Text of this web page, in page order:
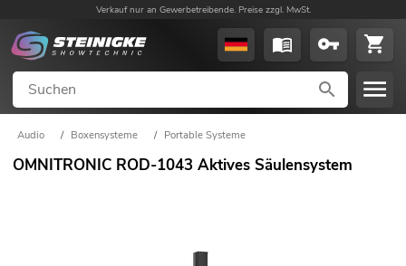
Verkauf nur an Gewerbetreibende. Preise zzgl. MwSt.
Audio / Boxensysteme / Portable Systeme
OMNITRONIC ROD-1043 Aktives Säulensystem